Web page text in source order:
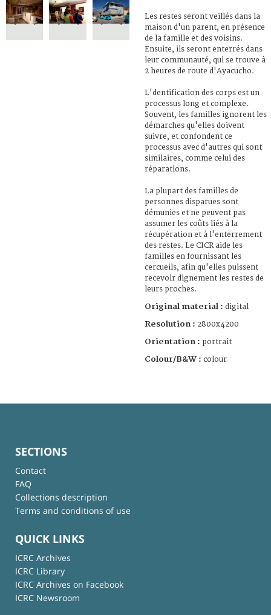
Les restes seront veillés dans la
maison d'un parent, en présence
de la famille et des voisins.
Ensuite, ils seront enterrés dans
leur communauté, qui se trouve à
2 heures de route d'Ayacucho.
L'dentification des corps est un
processus long et complexe.
Souvent, les familles ignorent les
démarches qu'elles doivent
suivre, et confondent ce
processus avec d'autres qui sont
similaires, comme celui des
réparations.
La plupart des familles de
personnes disparues sont
démunies et ne peuvent pas
assumer les coûts liés à la
récupération et à l'enterrement
des restes. Le CICR aide les
familles en fournissant les
cercueils, afin qu'elles puissent
recevoir dignement les restes de
leurs proches.
Original material : digital
Resolution : 2800x4200
Orientation : portrait
Colour/B&W : colour
SECTIONS
Contact
FAQ
Collections description
Terms and conditions of use
QUICK LINKS
ICRC Archives
ICRC Library
ICRC Archives on Facebook
ICRC Newsroom